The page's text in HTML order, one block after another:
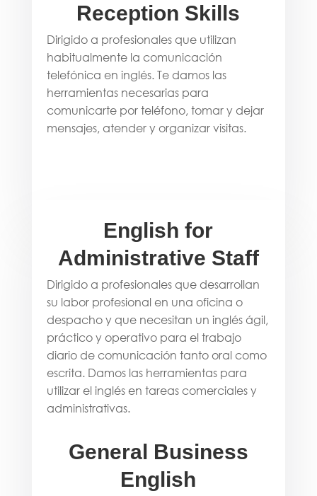
Reception Skills
Dirigido a profesionales que utilizan
habitualmente la comunicación
telefónica en inglés. Te damos las
herramientas necesarias para
comunicarte por teléfono, tomar y dejar
mensajes, atender y organizar visitas.
English for
Administrative Staff
Dirigido a profesionales que desarrollan
su labor profesional en una oficina o
despacho y que necesitan un inglés ágil,
práctico y operativo para el trabajo
diario de comunicación tanto oral como
escrita. Damos las herramientas para
utilizar el inglés en tareas comerciales y
administrativas.
General Business
English